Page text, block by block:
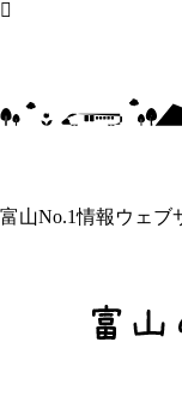
富山No.1情報ウェブ